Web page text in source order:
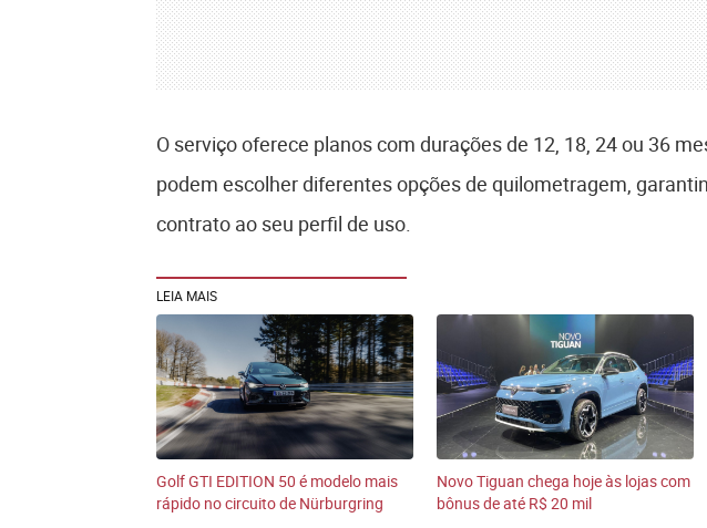
O serviço oferece planos com durações de 12, 18, 24 ou 36
podem escolher diferentes opções de quilometragem,
contrato ao seu perfil de uso.
LEIA MAIS
Golf GTI EDITION 50 é modelo mais
rápido no circuito de Nürburgring
Novo Tiguan chega hoje às lojas com
bônus de até R$ 20 mil